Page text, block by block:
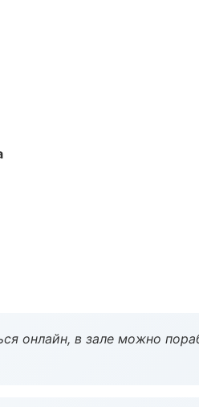
онлайн, в зале можно